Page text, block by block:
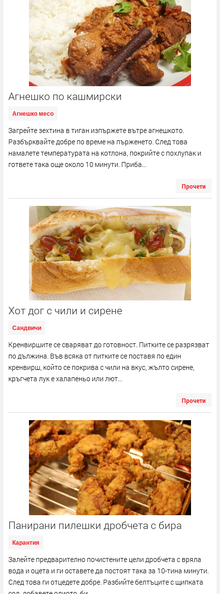
Агнешко по кашмирски
Агнешко месо
Загрейте зехтина в тиган изпържете вътре агнешкото.
Разбърквайте добре по време на пърженето. След това
намалете температурата на котлона, покрийте с похлупак и
гответе така още около 10 минути. Приба...
Прочети
Хот дог с чили и сирене
Сандвичи
Кренвиршите се сваряват до готовност. Питките се разрязват
по дължина. Във всяка от питките се поставя по един
кренвирш, който се покрива с чили на вкус, жълто сирене,
кръгчета лук е халапеньо или лют...
Прочети
Панирани пилешки дробчета с бира
Карантия
Залейте предварително почистените цели дробчета с вряла
вода и оцета и ги оставете да постоят така за 10-тина минути.
След това ги отцедете добре. Разбийте белтъците с щипката